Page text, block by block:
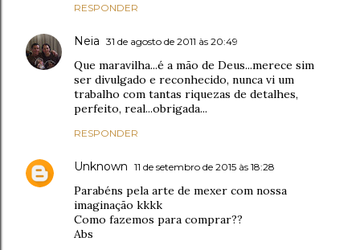
RESPONDER
Neia 31 de agosto de 2011 às 20:49
Que maravilha...é a mão de Deus...merece sim
ser divulgado e reconhecido, nunca vi um
trabalho com tantas riquezas de detalhes,
perfeito, real...obrigada...
RESPONDER
Unknown 11 de setembro de 2015 às 18:28
Parabéns pela arte de mexer com nossa
imaginação kkkk
Como fazemos para comprar??
Abs